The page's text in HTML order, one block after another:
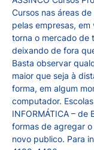
Cursos nas áreas
pelas empresas,
torna o mercado de
deixando de fora
Basta observar
maior que seja à
forma, em algum
computador.
INFORMÁTICA –
formas de agregar o
novo publico. Para